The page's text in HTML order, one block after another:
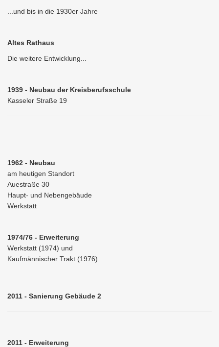
...und bis in die 1930er Jahre
Altes Rathaus
Die weitere Entwicklung...
1939 - Neubau der Kreisberufsschule
Kasseler Straße 19
1962 - Neubau
am heutigen Standort
Auestraße 30
Haupt- und Nebengebäude
Werkstatt
1974/76 - Erweiterung
Werkstatt (1974) und
Kaufmännischer Trakt (1976)
2011 - Sanierung Gebäude 2
2011 - Erweiterung